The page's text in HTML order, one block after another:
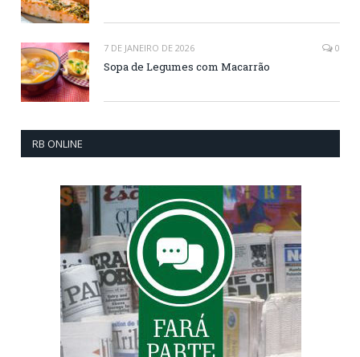
7 DE JANEIRO DE 2026 0
Sopa de Legumes com Macarrão
RB ONLINE